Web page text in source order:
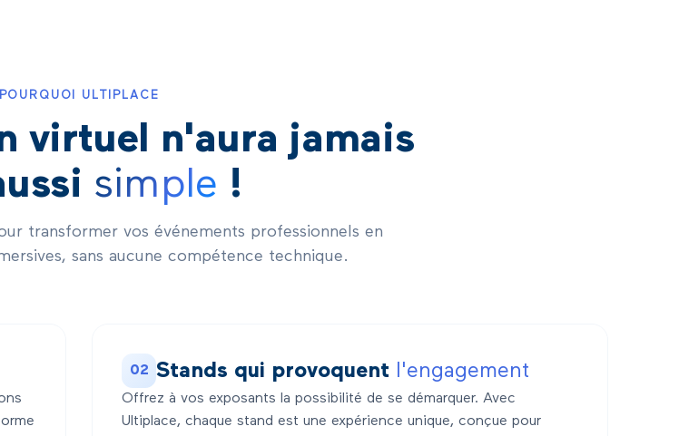
POURQUOI ULTIPLACE
virtuel n'aura jamais
simple !
transformer vos événements professionnels en
sans aucune compétence technique.
02 Stands qui provoquent l'engagement
Offrez à vos exposants la possibilité de se démarquer. Avec
Ultiplace, chaque stand est une expérience unique, conçue pour